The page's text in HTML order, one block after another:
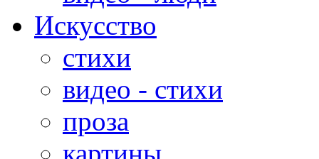
Искусство
стихи
видео - стихи
проза
картины